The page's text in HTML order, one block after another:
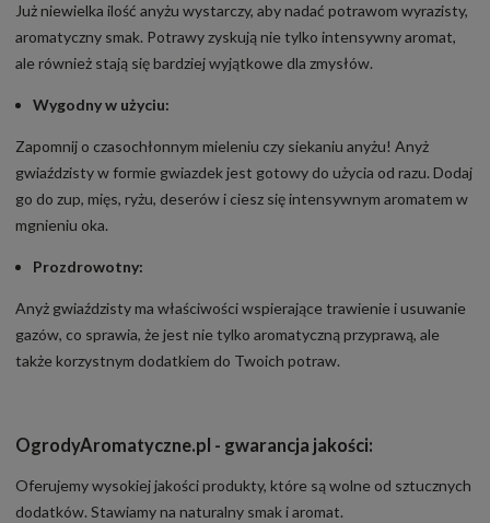
Już niewielka ilość anyżu wystarczy, aby nadać potrawom wyrazisty,
aromatyczny smak. Potrawy zyskują nie tylko intensywny aromat,
ale również stają się bardziej wyjątkowe dla zmysłów.
Wygodny w użyciu:
Zapomnij o czasochłonnym mieleniu czy siekaniu anyżu! Anyż
gwiaździsty w formie gwiazdek jest gotowy do użycia od razu. Dodaj
go do zup, mięs, ryżu, deserów i ciesz się intensywnym aromatem w
mgnieniu oka.
Prozdrowotny:
Anyż gwiaździsty ma właściwości wspierające trawienie i usuwanie
gazów, co sprawia, że jest nie tylko aromatyczną przyprawą, ale
także korzystnym dodatkiem do Twoich potraw.
OgrodyAromatyczne.pl - gwarancja jakości:
Oferujemy wysokiej jakości produkty, które są wolne od sztucznych
dodatków. Stawiamy na naturalny smak i aromat.